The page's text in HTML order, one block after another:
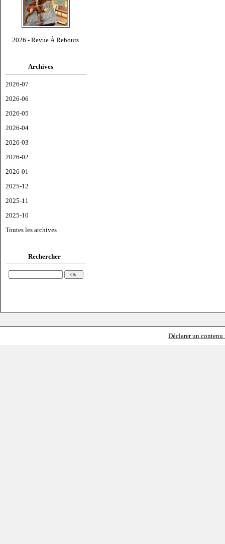
2026 - Revue À Rebours
Archives
2026-07
2026-06
2026-05
2026-04
2026-03
2026-02
2026-01
2025-12
2025-11
2025-10
Toutes les archives
Rechercher
Déclarer un